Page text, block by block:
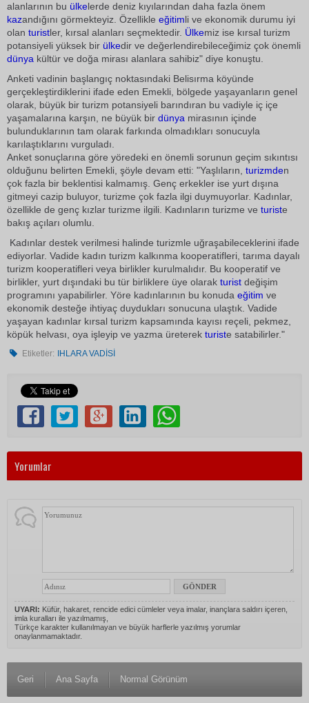
alanlarının bu ülkelerde deniz kıyılarından daha fazla önem
kazandığını görmekteyiz. Özellikle eğitimli ve ekonomik durumu iyi
olan turistler, kırsal alanları seçmektedir. Ülkemiz ise kırsal turizm
potansiyeli yüksek bir ülkedir ve değerlendirebileceğimiz çok önemli
dünya kültür ve doğa mirası alanlara sahibiz" diye konuştu.
Anketi vadinin başlangıç noktasındaki Belisırma köyünde
gerçekleştirdiklerini ifade eden Emekli, bölgede yaşayanların genel
olarak, büyük bir turizm potansiyeli barındıran bu vadiyle iç içe
yaşamalarına karşın, ne büyük bir dünya mirasının içinde
bulunduklarının tam olarak farkında olmadıkları sonucuyla
karılaştıklarını vurguladı.
Anket sonuçlarına göre yöredeki en önemli sorunun geçim sıkıntısı
olduğunu belirten Emekli, şöyle devam etti: "Yaşlıların, turizmden
çok fazla bir beklentisi kalmamış. Genç erkekler ise yurt dışına
gitmeyi cazip buluyor, turizme çok fazla ilgi duymuyorlar. Kadınlar,
özellikle de genç kızlar turizme ilgili. Kadınların turizme ve turiste
bakış açıları olumlu.
Kadınlar destek verilmesi halinde turizmle uğraşabileceklerini ifade
ediyorlar. Vadide kadın turizm kalkınma kooperatifleri, tarıma dayalı
turizm kooperatifleri veya birlikler kurulmalıdır. Bu kooperatif ve
birlikler, yurt dışındaki bu tür birliklere üye olarak turist değişim
programını yapabilirler. Yöre kadınlarının bu konuda eğitim ve
ekonomik desteğe ihtiyaç duydukları sonucuna ulaştık. Vadide
yaşayan kadınlar kırsal turizm kapsamında kayısı reçeli, pekmez,
köpük helvası, oya işleyip ve yazma üreterek turiste satabilirler."
Etiketler: IHLARA VADİSİ
Yorumlar
UYARI: Küfür, hakaret, rencide edici cümleler veya imalar, inançlara saldırı içeren,
imla kuralları ile yazılmamış,
Türkçe karakter kullanılmayan ve büyük harflerle yazılmış yorumlar
onaylanmamaktadır.
Geri Ana Sayfa Normal Görünüm